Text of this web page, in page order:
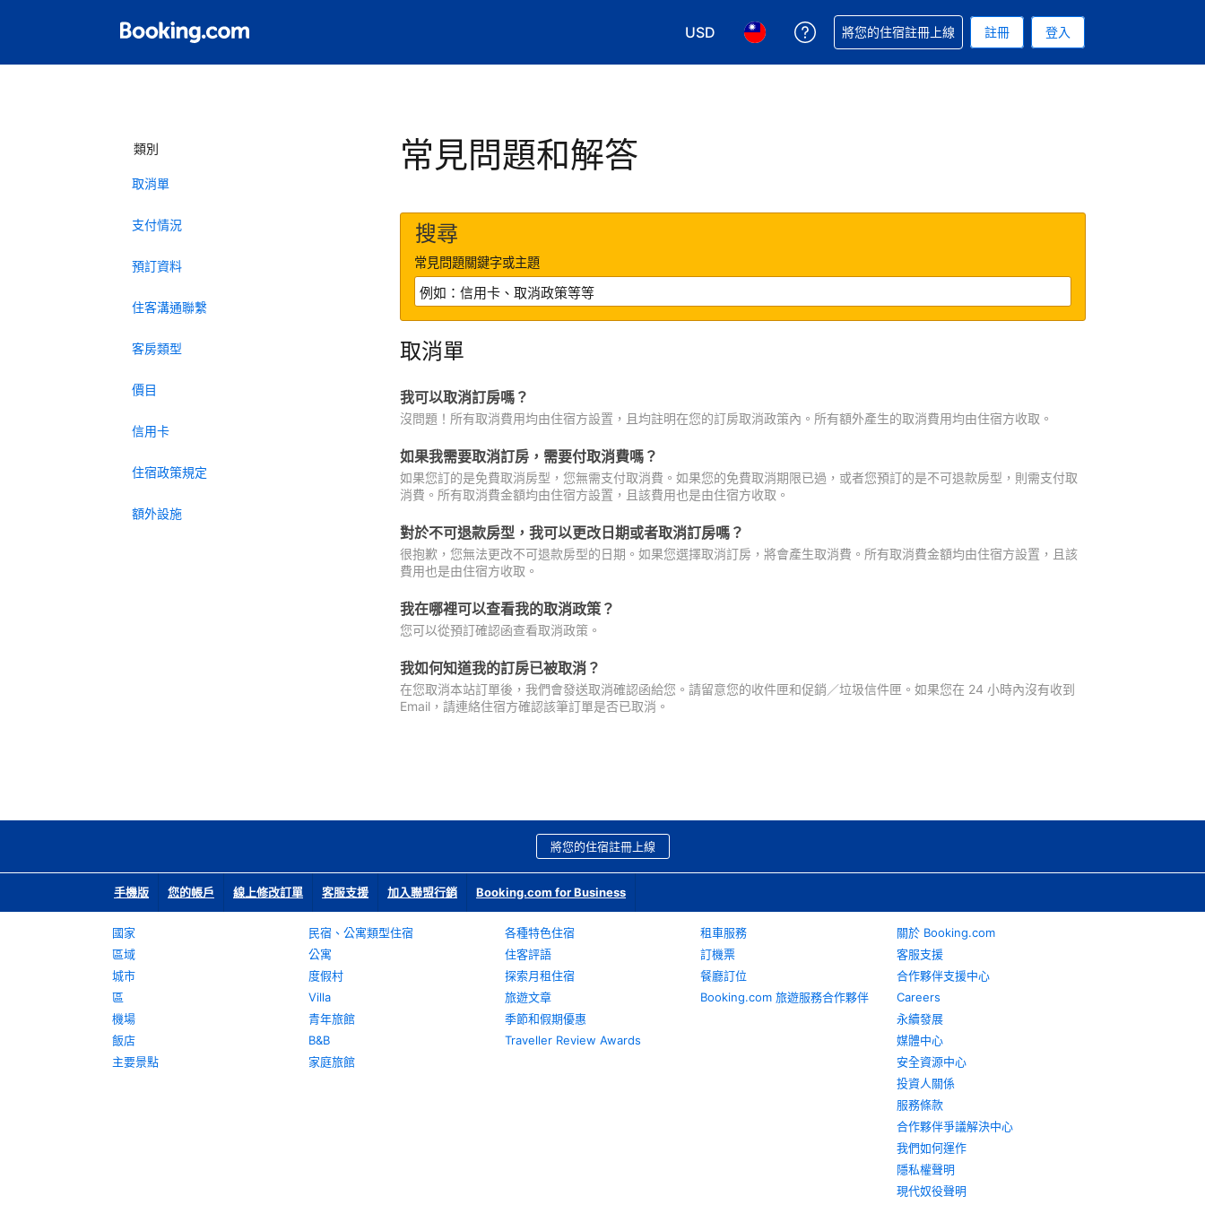
USD
選擇您使用的幣別. 您現在所使用的幣別為美元
選擇您使用的語言. 您目前所選的語言是繁體中文
取得訂單相關協助
將您的住宿註冊上線 註冊 登入
類別
取消單
支付情況
預訂資料
住客溝通聯繫
客房類型
價目
信用卡
住宿政策規定
額外設施
常見問題和解答
搜尋
常見問題關鍵字或主題
取消單
我可以取消訂房嗎？
沒問題！所有取消費用均由住宿方設置，且均註明在您的訂房取消政策內。所有額外產生的取消費用均由住宿方收取。
如果我需要取消訂房，需要付取消費嗎？
如果您訂的是免費取消房型，您無需支付取消費。如果您的免費取消期限已過，或者您預訂的是不可退款房型，則需支付取
消費。所有取消費金額均由住宿方設置，且該費用也是由住宿方收取。
對於不可退款房型，我可以更改日期或者取消訂房嗎？
很抱歉，您無法更改不可退款房型的日期。如果您選擇取消訂房，將會產生取消費。所有取消費金額均由住宿方設置，且該
費用也是由住宿方收取。
我在哪裡可以查看我的取消政策？
您可以從預訂確認函查看取消政策。
我如何知道我的訂房已被取消？
在您取消本站訂單後，我們會發送取消確認函給您。請留意您的收件匣和促銷／垃圾信件匣。如果您在 24 小時內沒有收到
Email，請連絡住宿方確認該筆訂單是否已取消。
將您的住宿註冊上線
手機版 您的帳戶 線上修改訂單 客服支援 加入聯盟行銷 Booking.com for Business
國家
區域
城市
區
機場
飯店
主要景點
民宿、公寓類型住宿
公寓
度假村
Villa
青年旅館
B&B
家庭旅館
各種特色住宿
住客評語
探索月租住宿
旅遊文章
季節和假期優惠
Traveller Review Awards
租車服務
訂機票
餐廳訂位
Booking.com 旅遊服務合作夥伴
關於 Booking.com
客服支援
合作夥伴支援中心
Careers
永續發展
媒體中心
安全資源中心
投資人關係
服務條款
合作夥伴爭議解決中心
我們如何運作
隱私權聲明
現代奴役聲明